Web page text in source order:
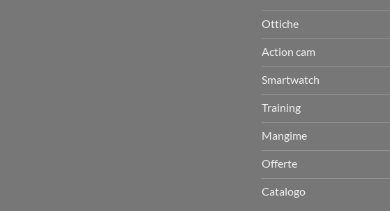
Ottiche
Action cam
Smartwatch
Training
Mangime
Offerte
Catalogo